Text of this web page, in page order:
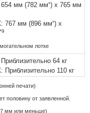
654 мм (782 мм*) x 765 мм
: 767 мм (896 мм*) x
*9
лотке
64 кг
: Приблизительно 110 кг
печати)
половину от заявленной.
мм или меньше)